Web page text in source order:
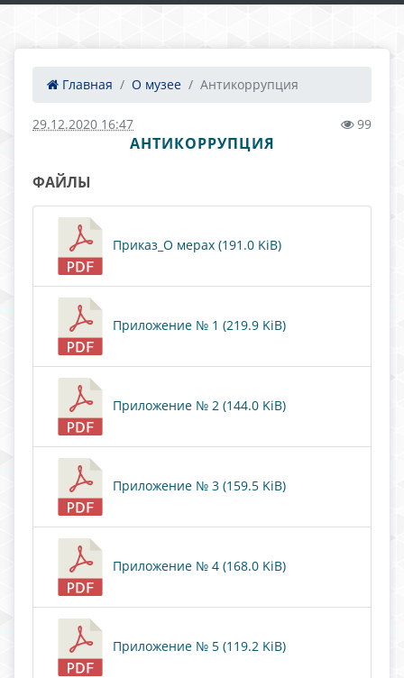
Главная О музее Антикоррупция
29.12.2020 16:47 99
АНТИКОРРУПЦИЯ
ФАЙЛЫ
Приказ_О мерах (191.0 KiB)
Приложение № 1 (219.9 KiB)
Приложение № 2 (144.0 KiB)
Приложение № 3 (159.5 KiB)
Приложение № 4 (168.0 KiB)
Приложение № 5 (119.2 KiB)